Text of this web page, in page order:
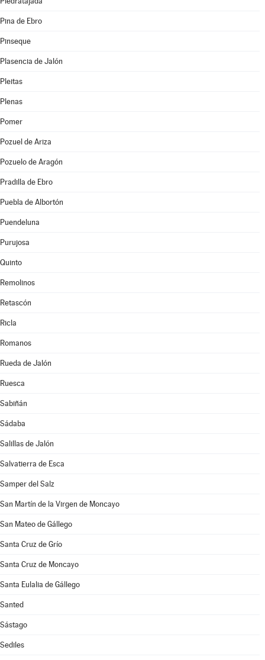
Pina de Ebro
Pinseque
Plasencia de Jalón
Pleitas
Plenas
Pomer
Pozuel de Ariza
Pozuelo de Aragón
Pradilla de Ebro
Puebla de Albortón
Puendeluna
Purujosa
Quinto
Remolinos
Retascón
Ricla
Romanos
Rueda de Jalón
Ruesca
Sabiñán
Sádaba
Salillas de Jalón
Salvatierra de Esca
Samper del Salz
San Martín de la Virgen de Moncayo
San Mateo de Gállego
Santa Cruz de Grío
Santa Cruz de Moncayo
Santa Eulalia de Gállego
Santed
Sástago
Sediles